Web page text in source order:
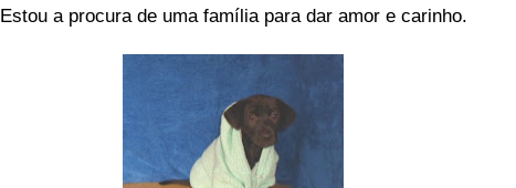
Estou a procura de uma família para dar amor e carinho.